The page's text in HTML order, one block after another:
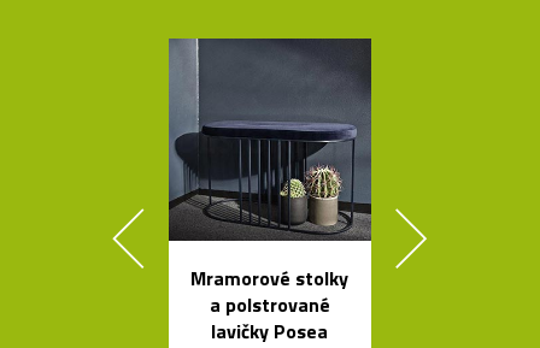
Mramorové stolky
a polstrované
lavičky Posea